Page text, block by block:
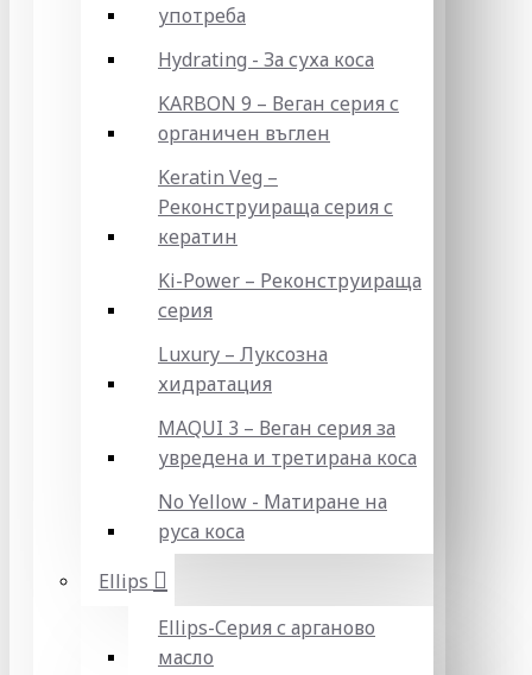
употреба
Hydrating - За суха коса
KARBON 9 – Веган серия с
органичен въглен
Keratin Veg –
Реконструираща серия с
кератин
Ki-Power – Реконструираща
серия
Luxury – Луксозна
хидратация
MAQUI 3 – Веган серия за
увредена и третирана коса
No Yellow - Матиране на
руса коса
Ellips
Ellips-Серия с арганово
масло